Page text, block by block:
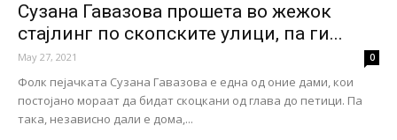
Сузана Гавазова прошета во жежок
стајлинг по скопските улици, па ги...
May 27, 2021 0
Фолк пејачката Сузана Гавазова е една од оние дами, кои
постојано мораат да бидат скоцкани од глава до петици. Па
така, независно дали е дома,...